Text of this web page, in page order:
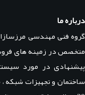
درباره ما
گروه فنی مهندسی
متخصص در زمینه های
پیشنهادی در مورد